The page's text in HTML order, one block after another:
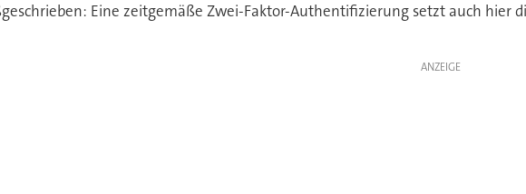
Eine zeitgemäße Zwei-Faktor-Authentifizierung setzt auch hier
ANZEIGE